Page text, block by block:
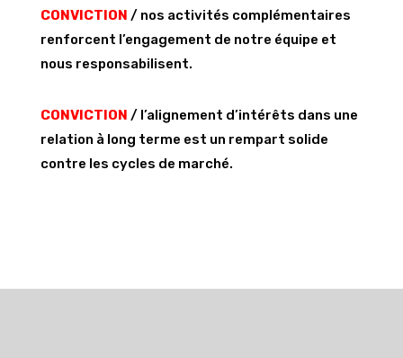
CONVICTION / nos activités complémentaires
renforcent l’engagement de notre équipe et
nous responsabilisent.
CONVICTION / l’alignement d’intérêts dans une
relation à long terme est un rempart solide
contre les cycles de marché.